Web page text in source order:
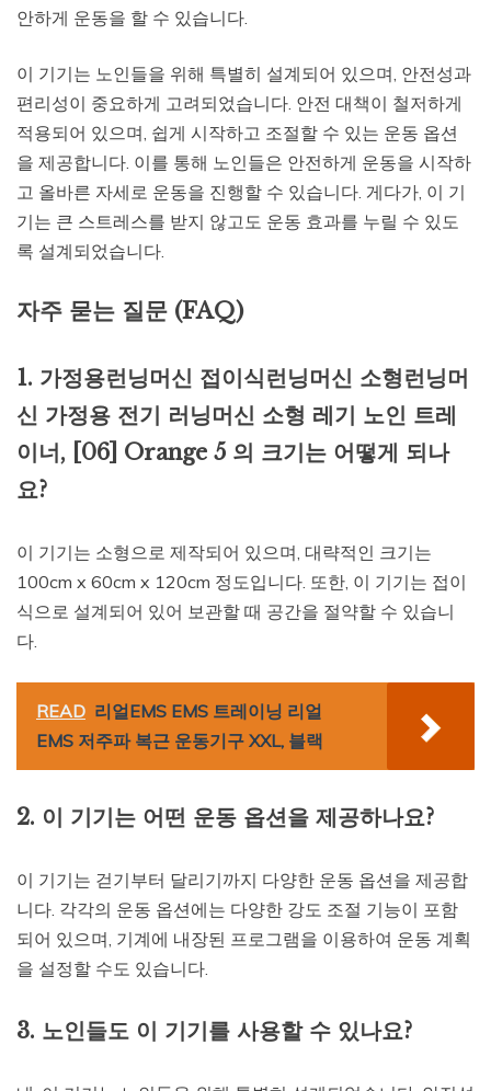
안하게 운동을 할 수 있습니다.
이 기기는 노인들을 위해 특별히 설계되어 있으며, 안전성과
편리성이 중요하게 고려되었습니다. 안전 대책이 철저하게
적용되어 있으며, 쉽게 시작하고 조절할 수 있는 운동 옵션
을 제공합니다. 이를 통해 노인들은 안전하게 운동을 시작하
고 올바른 자세로 운동을 진행할 수 있습니다. 게다가, 이 기
기는 큰 스트레스를 받지 않고도 운동 효과를 누릴 수 있도
록 설계되었습니다.
자주 묻는 질문 (FAQ)
1. 가정용런닝머신 접이식런닝머신 소형런닝머
신 가정용 전기 러닝머신 소형 레기 노인 트레
이너, [06] Orange 5 의 크기는 어떻게 되나
요?
이 기기는 소형으로 제작되어 있으며, 대략적인 크기는
100cm x 60cm x 120cm 정도입니다. 또한, 이 기기는 접이
식으로 설계되어 있어 보관할 때 공간을 절약할 수 있습니
다.
READ 리얼EMS EMS 트레이닝 리얼
EMS 저주파 복근 운동기구 XXL, 블랙
2. 이 기기는 어떤 운동 옵션을 제공하나요?
이 기기는 걷기부터 달리기까지 다양한 운동 옵션을 제공합
니다. 각각의 운동 옵션에는 다양한 강도 조절 기능이 포함
되어 있으며, 기계에 내장된 프로그램을 이용하여 운동 계획
을 설정할 수도 있습니다.
3. 노인들도 이 기기를 사용할 수 있나요?